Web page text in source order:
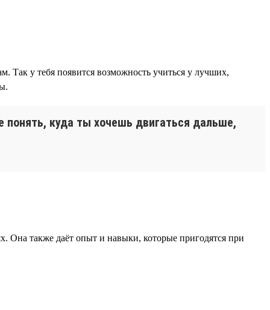
Так у тебя появится возможность учиться у лучших,
понять, куда ты хочешь двигаться дальше,
Она также даёт опыт и навыки, которые пригодятся при